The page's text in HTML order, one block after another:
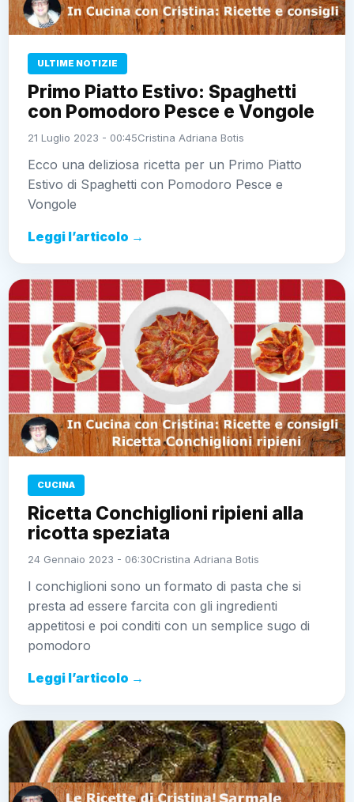
ULTIME NOTIZIE
Primo Piatto Estivo: Spaghetti
con Pomodoro Pesce e Vongole
21 Luglio 2023 - 00:45Cristina Adriana Botis
Ecco una deliziosa ricetta per un Primo Piatto
Estivo di Spaghetti con Pomodoro Pesce e
Vongole
Leggi l’articolo →
CUCINA
Ricetta Conchiglioni ripieni alla
ricotta speziata
24 Gennaio 2023 - 06:30Cristina Adriana Botis
I conchiglioni sono un formato di pasta che si
presta ad essere farcita con gli ingredienti
appetitosi e poi conditi con un semplice sugo di
pomodoro
Leggi l’articolo →